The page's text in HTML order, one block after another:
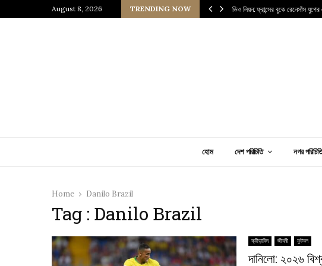
August 8, 2026 TRENDING NOW
জাপানি আধ্যাত্মিকতার ছোঁয়া ভিও লিয়ন: ফ্রান্সের বুকে রেনেসাঁস
হোম দেশ পরিচিতি নগর পরিচিতি
Home Danilo Brazil
Tag : Danilo Brazil
ক্রীড়াবিদ জীবনী ফুটবল
দানিলো: ২০২৬